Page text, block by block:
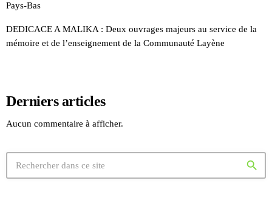
Pays-Bas
DEDICACE A MALIKA : Deux ouvrages majeurs au service de la
mémoire et de l’enseignement de la Communauté Layène
Derniers articles
Aucun commentaire à afficher.
search